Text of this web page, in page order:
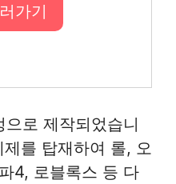
가기
로 제작되었습니
를 탑재하여 롤, 오
4, 로블록스 등 다